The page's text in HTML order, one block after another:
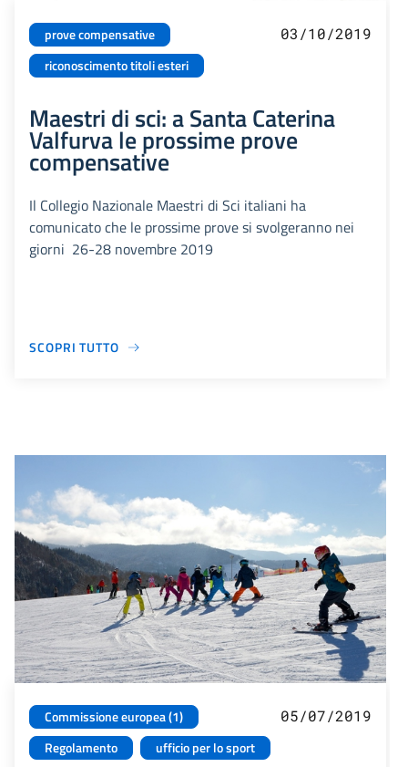
prove compensative
riconoscimento titoli esteri
03/10/2019
Maestri di sci: a Santa Caterina
Valfurva le prossime prove
compensative
Il Collegio Nazionale Maestri di Sci italiani ha
comunicato che le prossime prove si svolgeranno nei
giorni 26-28 novembre 2019
SCOPRI TUTTO
Commissione europea (1)
Regolamento
ufficio per lo sport
05/07/2019